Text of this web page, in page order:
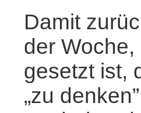
Damit
der
gesetzt ist,
„zu